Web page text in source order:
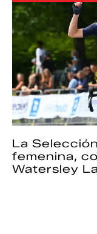
La
femenina,
Watersley